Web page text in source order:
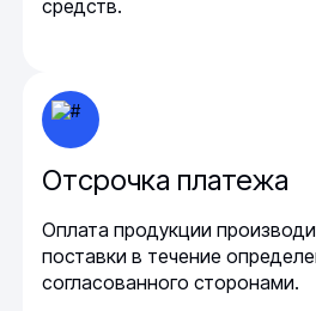
средств.
Отсрочка платежа
Оплата продукции
поставки в течение
согласованного сторонами.